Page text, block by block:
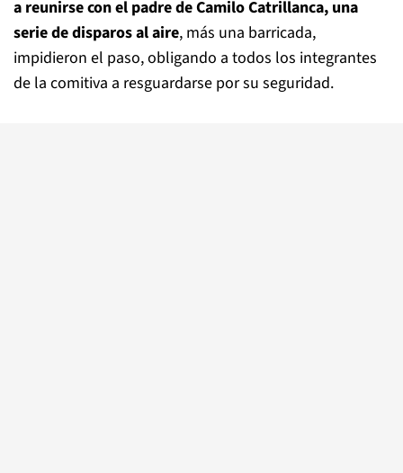
a reunirse con el padre de Camilo Catrillanca, una
serie de disparos al aire, más una barricada,
impidieron el paso, obligando a todos los integrantes
de la comitiva a resguardarse por su seguridad.